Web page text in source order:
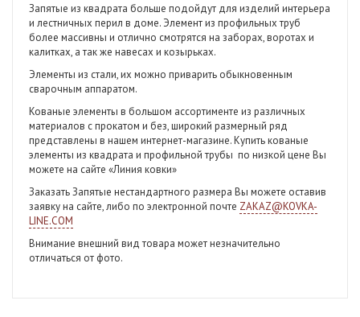
Запятые из квадрата больше подойдут для изделий интерьера
и лестничных перил в доме. Элемент из профильных труб
более массивны и отлично смотрятся на заборах, воротах и
калитках, а так же навесах и козырьках.
Элементы из стали, их можно приварить обыкновенным
сварочным аппаратом.
Кованые элементы в большом ассортименте из различных
материалов с прокатом и без, широкий размерный ряд
представлены в нашем интернет-магазине. Купить кованые
элементы из квадрата и профильной трубы по низкой цене Вы
можете на сайте «Линия ковки»
Заказать Запятые нестандартного размера Вы можете оставив
заявку на сайте, либо по электронной почте ZAKAZ@KOVKA-
LINE.COM
Внимание внешний вид товара может незначительно
отличаться от фото.